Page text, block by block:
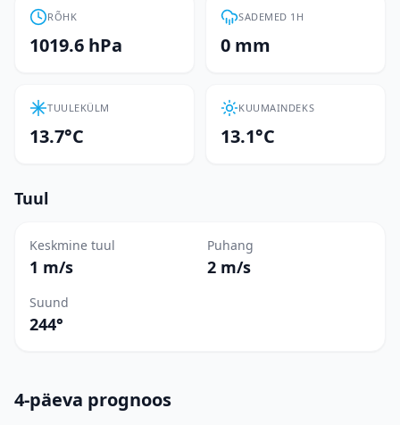
RÕHK
1019.6 hPa
SADEMED 1H
0 mm
TUULEKÜLM
13.7°C
KUUMAINDEKS
13.1°C
Tuul
Keskmine tuul
1 m/s
Puhang
2 m/s
Suund
244°
4-päeva prognoos